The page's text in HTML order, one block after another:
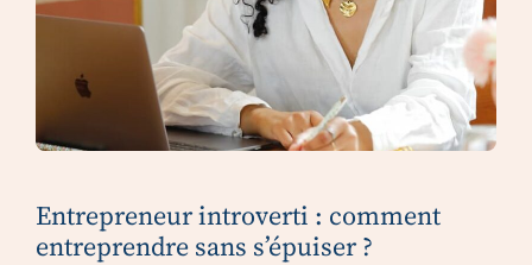
Entrepreneur introverti : comment
entreprendre sans s’épuiser ?